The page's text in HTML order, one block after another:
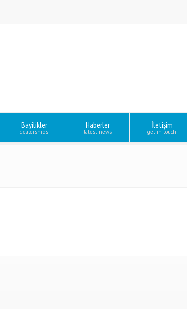
Bayilikler
dealerships
Haberler
latest news
İletişim
get in touch